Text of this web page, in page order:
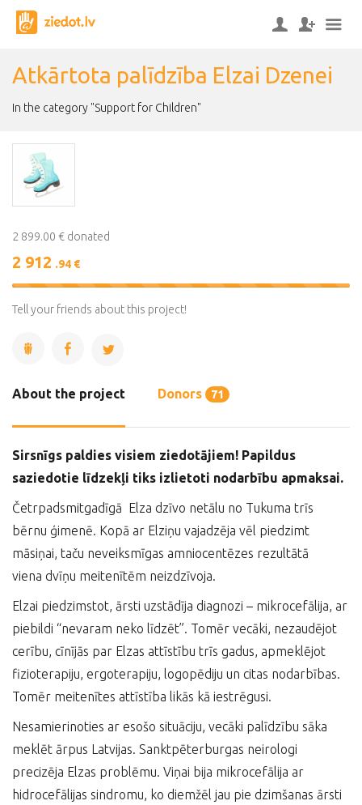
Atkārtota palīdzība Elzai Dzenei
In the category "Support for Children"
2 899.00 € donated
2 912 .94 €
100%
Complete
Tell your friends about this project!
About the project Donors 71
Sirsnīgs paldies visiem ziedotājiem! Papildus
saziedotie līdzekļi tiks izlietoti nodarbību apmaksai.
Četrpadsmitgadīgā Elza dzīvo netālu no Tukuma trīs
bērnu ģimenē. Kopā ar Elziņu vajadzēja vēl piedzimt
māsiņai, taču neveiksmīgas amniocentēzes rezultātā
viena dvīņu meitenītēm neizdzīvoja.
Elzai piedzimstot, ārsti uzstādīja diagnozi – mikrocefālija, ar
piebildi “nevaram neko līdzēt”. Tomēr vecāki, nezaudējot
cerību, cīnījās par Elzas attīstību trīs gadus, apmeklējot
fizioterapiju, ergoterapiju, logopēdiju un citas nodarbības.
Tomēr meitenītes attīstība likās kā iestrēgusi.
Nesamierinoties ar esošo situāciju, vecāki palīdzību sāka
meklēt ārpus Latvijas. Sanktpēterburgas neirologi
precizēja Elzas problēmu. Viņai bija mikrocefālija ar
hidrocefālijas sindromu, ko diemžēl jau pie dzimšanas ārsti